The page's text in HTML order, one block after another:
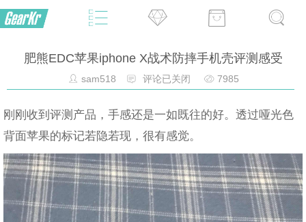
肥熊EDC苹果iphone X战术防摔手机壳评测感受
sam518 评论已关闭 7985
刚刚收到评测产品，手感还是一如既往的好。透过哑光色
背面苹果的标记若隐若现，很有感觉。